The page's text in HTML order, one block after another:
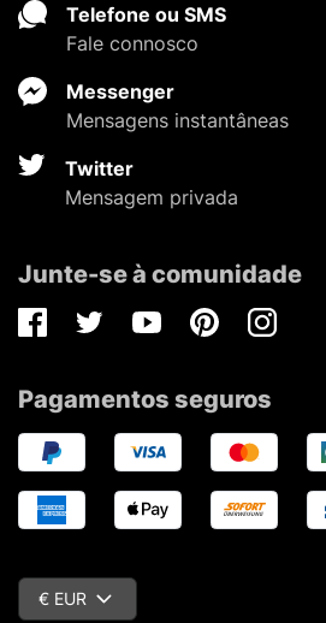
Telefone ou SMS
Fale connosco
Messenger
Mensagens instantâneas
Twitter
Mensagem privada
Junte-se à comunidade
FacebookTwitterYoutubePinterestInstagram
Pagamentos seguros
€ EUR